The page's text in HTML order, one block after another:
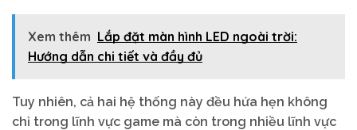
Xem thêm Lắp đặt màn hình LED ngoài trời:
Hướng dẫn chi tiết và đầy đủ
Tuy nhiên, cả hai hệ thống này đều hứa hẹn không
chỉ trong lĩnh vực game mà còn trong nhiều lĩnh vực